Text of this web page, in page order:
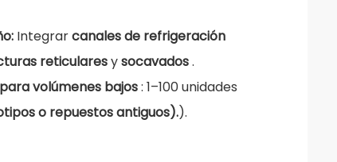
Integrarcanales de refrigeración
reticularesysocavados.
volúmenes bajos: 1–100 unidades
o repuestos antiguos).).